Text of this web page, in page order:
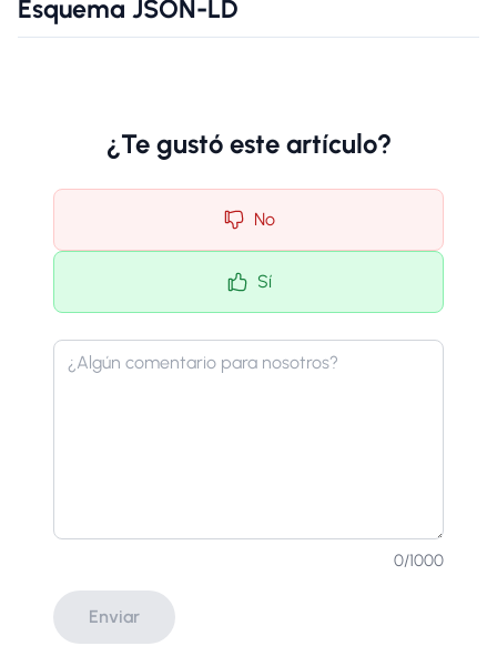
Esquema JSON-LD
¿Te gustó este artículo?
No
Sí
0/1000
Enviar